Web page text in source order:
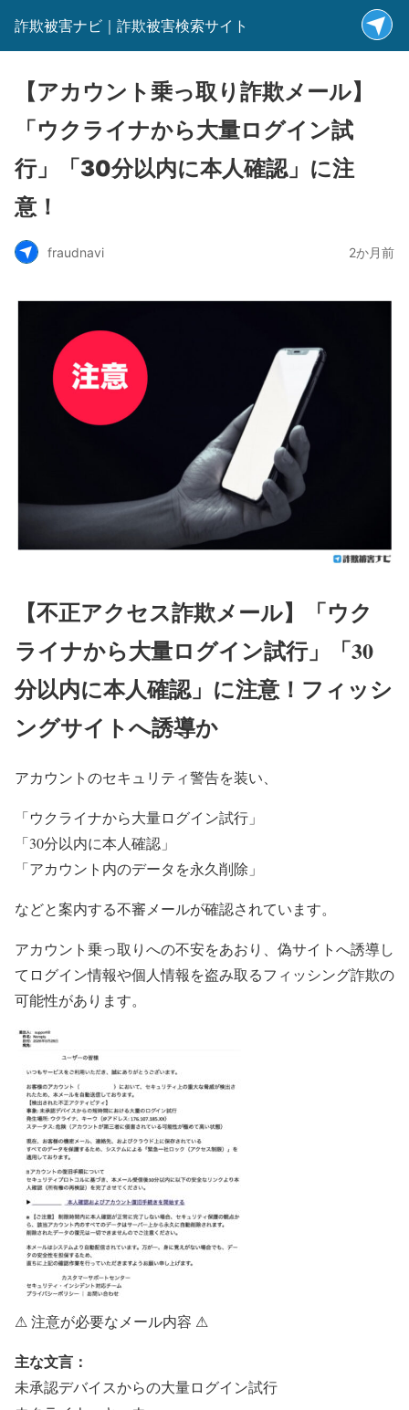
詐欺被害ナビ｜詐欺被害検索サイト
【アカウント乗っ取り詐欺メール】
「ウクライナから大量ログイン試
行」「30分以内に本人確認」に注
意！
fraudnavi 2か月前
【不正アクセス詐欺メール】「ウク
ライナから大量ログイン試行」「30
分以内に本人確認」に注意！フィッシ
ングサイトへ誘導か
アカウントのセキュリティ警告を装い、
「ウクライナから大量ログイン試行」
「30分以内に本人確認」
「アカウント内のデータを永久削除」
などと案内する不審メールが確認されています。
アカウント乗っ取りへの不安をあおり、偽サイトへ誘導し
てログイン情報や個人情報を盗み取るフィッシング詐欺の
可能性があります。
⚠ 注意が必要なメール内容 ⚠
主な文言：
未承認デバイスからの大量ログイン試行